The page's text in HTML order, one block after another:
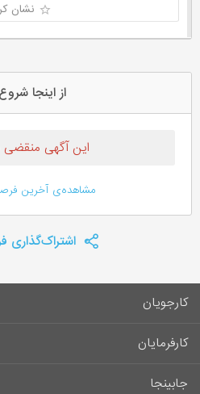
نشان
از اینجا
این آگهی
مشاهده‌ی آخرین
کارجویان
سوالات متداول کارجویان
کارفرمایان
راهنمای ثبت آگهی استخدام
جابینجا